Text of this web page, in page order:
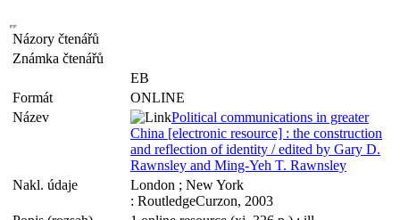
Názory čtenářů
Známka čtenářů
EB
Formát
ONLINE
Název
Political communications in greater
China [electronic resource] : the construction
and reflection of identity / edited by Gary D.
Rawnsley and Ming-Yeh T. Rawnsley
Nakl. údaje
London ; New York
: RoutledgeCurzon, 2003